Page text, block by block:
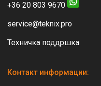
+36 20 803 9670
service@teknix.pro
Техничка поддршка
Контакт информации: